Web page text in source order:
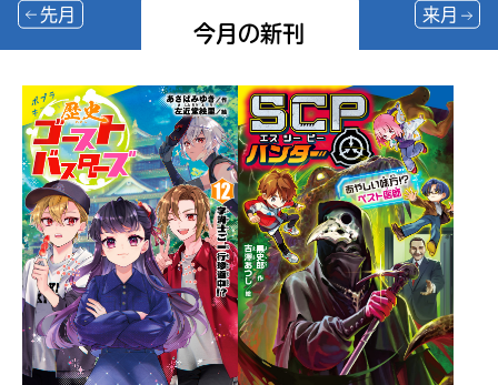
今月の新刊
先月 来月